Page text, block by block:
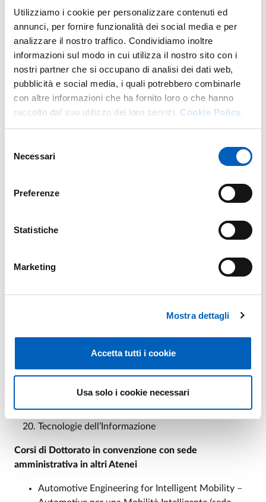
Utilizziamo i cookie per personalizzare contenuti ed
annunci, per fornire funzionalità dei social media e per
analizzare il nostro traffico. Condividiamo inoltre
informazioni sul modo in cui utilizza il nostro sito con i
nostri partner che si occupano di analisi dei dati web,
pubblicità e social media, i quali potrebbero combinarle
con altre informazioni che ha fornito loro o che hanno
raccolto dal suo utilizzo dei loro servizi. Cookie Policy.
delNecessari
Preferenze
Statistiche
Marketing
Mostra dettagli
Accetta tutti i cookie
Usa solo i cookie necessari
mail
dottorati@unipr.it
Corsi di Dottorato con sede amministrativa
all’Università di Parma
Biotecnologie e Bioscienze
Economia & Management dell’Innovazione e della
Sostenibilità (Corso in convenzione con l’Università
di Ferrara e l’Università Cattolica del Sacro Cuore)
Fisica
Ingegneria Industriale
Neuroscienze
Scienza e Tecnologia dei materiali (corso in
convenzione con il C.N.R. – Consiglio Nazionale
Scienze Chimiche
Scienze del Farmaco
Scienze Giuridiche (corso in convenzione con
l’Università di Modena e Reggio Emilia)
Scienze Medico-Veterinarie
Scienze Storiche e del Testo
Tecnologie dell’Informazione
Corsi di Dottorato in convenzione con sede
amministrativa in altri Atenei
Automotive Engineering for Intelligent Mobility –